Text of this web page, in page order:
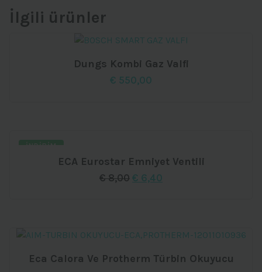
İlgili ürünler
Dungs Kombi Gaz Valfi
€ 550,00
ECA Eurostar Emniyet Ventili
€8,00 Orijinal
€ 6,40
Eca Calora Ve Protherm Türbin Okuyucu